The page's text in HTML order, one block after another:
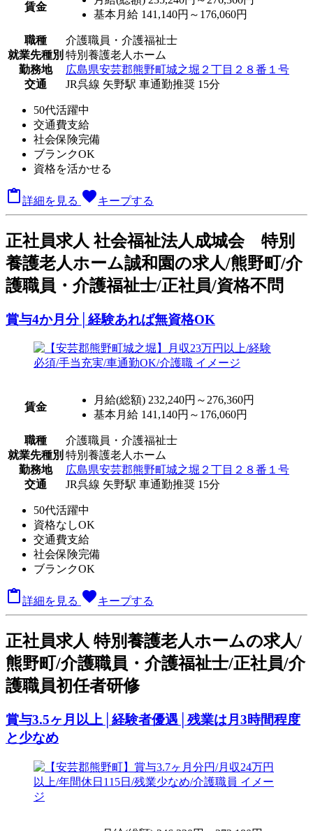
賃金
基本月給 141,140円～176,060円
職種
介護職員・介護福祉士
就業先種別 特別養護老人ホーム
勤務地
広島県安芸郡熊野町城之堀２丁目２８番１号
交通
JR呉線 矢野駅 車通勤推奨 15分
50代活躍中
交通費支給
社会保険完備
ブランクOK
資格を活かせる
詳細を見る favoriteキープする
正社員求人 社会福祉法人成城会 特別
養護老人ホーム誠和園の求人/熊野町/介
護職員・介護福祉士/正社員/資格不問
賞与4か月分│経験あれば無資格OK
賃金
月給(総額) 232,240円～276,360円
基本月給 141,140円～176,060円
職種
介護職員・介護福祉士
就業先種別 特別養護老人ホーム
勤務地
広島県安芸郡熊野町城之堀２丁目２８番１号
交通
JR呉線 矢野駅 車通勤推奨 15分
50代活躍中
資格なしOK
交通費支給
社会保険完備
ブランクOK
 詳細を見る favoriteキープする
正社員求人 特別養護老人ホームの求人/
熊野町/介護職員・介護福祉士/正社員/介
護職員初任者研修
賞与3.5ヶ月以上│経験者優遇│残業は月3時間程度
と少なめ